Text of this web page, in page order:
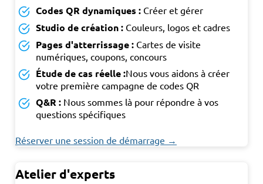
Codes QR dynamiques : Créer et gérer
Studio de création : Couleurs, logos et cadres
Pages d'atterrissage : Cartes de visite
numériques, coupons, concours
Étude de cas réelle :Nous vous aidons à créer
votre première campagne de codes QR
Q&R : Nous sommes là pour répondre à vos
questions spécifiques
Réserver une session de démarrage →
Atelier d'experts